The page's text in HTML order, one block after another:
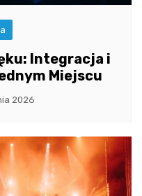
Integracja i
Miejscu
2026